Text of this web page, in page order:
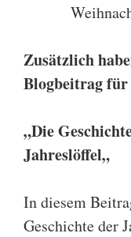
Zusätzlich
Blogbeitrag
„Die
Jahreslöffel„
In diesem
Geschichte der